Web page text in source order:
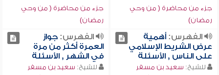
جزء من محاضرة ( من وحي
رمضان)
جزء من محاضرة ( من وحي
رمضان)
الفهرس:أهمية
عرض الشريط الإسلامي
على الناس , الأسئلة
للشيخ: سعيد بن مسفر
الفهرس:جواز
العمرة أكثر من مرة
في الشهر , الأسئلة
للشيخ: سعيد بن مسفر